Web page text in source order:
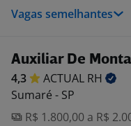
Vagas semelhantes
Auxiliar De
4,3 ACTUAL RH
Sumaré - SP
R$ 1.800,00 a R$